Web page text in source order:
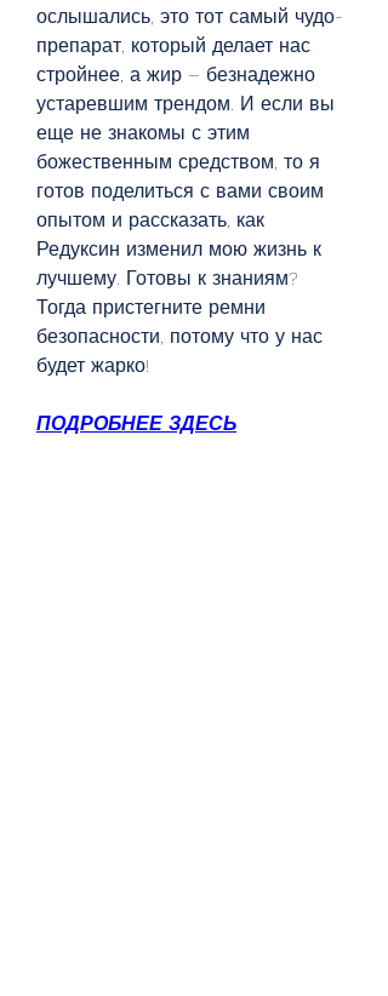
ослышались, это тот самый чудо-
препарат, который делает нас
стройнее, а жир – безнадежно
устаревшим трендом. И если вы
еще не знакомы с этим
божественным средством, то я
готов поделиться с вами своим
опытом и рассказать, как
Редуксин изменил мою жизнь к
лучшему. Готовы к знаниям?
Тогда пристегните ремни
безопасности, потому что у нас
будет жарко!
ПОДРОБНЕЕ ЗДЕСЬ